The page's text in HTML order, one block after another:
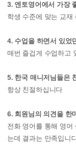
3. 엔토영어에서 가장
학생 수준에 맞는 교재
4. 수업을 하면서 있었
매번 즐겁게 수업하고
5. 한국 매니저님들은
항상 친절하십니다
6. 회원님의 의견을 한
전화 영어를 통해 영어
는데 결과는 만족입니